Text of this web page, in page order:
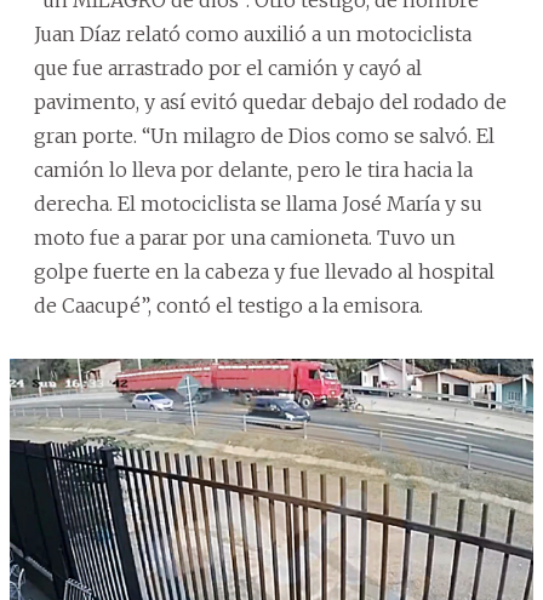
Juan Díaz relató como auxilió a un motociclista
que fue arrastrado por el camión y cayó al
pavimento, y así evitó quedar debajo del rodado de
gran porte. “Un milagro de Dios como se salvó. El
camión lo lleva por delante, pero le tira hacia la
derecha. El motociclista se llama José María y su
moto fue a parar por una camioneta. Tuvo un
golpe fuerte en la cabeza y fue llevado al hospital
de Caacupé”, contó el testigo a la emisora.